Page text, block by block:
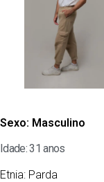
Sexo: Masculino
Idade: 31 anos
Etnia: Parda